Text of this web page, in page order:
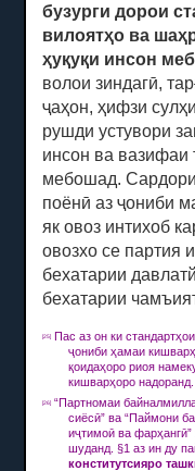
бузурги дорои
вилоятҳо ва
ҳуқуқи инсон
волои зиндагӣ,
ҷаҳон, ҳифзи
рушди устувори
инсон ва вазифаи
мебошад.
поёнӣ аз ҷониби
як овоз интихоб
овозхо се партия
бехатарии
бехатарии
[25]
Пас аз он ки
ҷониби ҳамаи
қоидаҳоро риоя
кишварҳоро надоранд.
[26]
“Партномаи
сиёсӣ” ва “Паймони
иҷтимоӣ ва
шуданд. §1 аз ин ду
конститутсияро